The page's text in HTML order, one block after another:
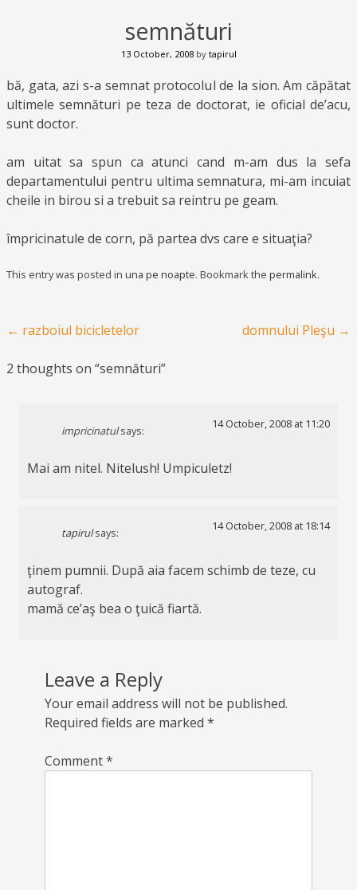
semnături
13 October, 2008by tapirul
bă, gata, azi s-a semnat protocolul de la sion. Am căpătat
ultimele semnături pe teza de doctorat, ie oficial de’acu,
sunt doctor.
am uitat sa spun ca atunci cand m-am dus la sefa
departamentului pentru ultima semnatura, mi-am incuiat
cheile in birou si a trebuit sa reintru pe geam.
împricinatule de corn, pă partea dvs care e situaţia?
This entry was posted in una pe noapte. Bookmark the permalink.
Post navigation
← razboiul bicicletelor domnului Pleşu →
2 thoughts on “semnături”
impricinatul says:
14 October, 2008 at 11:20
Mai am nitel. Nitelush! Umpiculetz!
tapirul says:
14 October, 2008 at 18:14
ţinem pumnii. După aia facem schimb de teze, cu
autograf.
mamă ce’aş bea o ţuică fiartă.
Leave a Reply
Your email address will not be published.
Required fields are marked *
Comment*